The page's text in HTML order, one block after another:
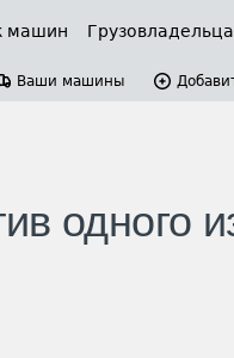
машин
Ваши машины
одного